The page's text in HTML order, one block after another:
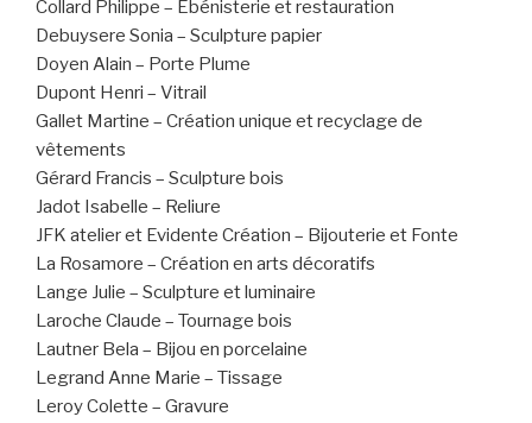
Collard Philippe – Ebénisterie et restauration
Debuysere Sonia – Sculpture papier
Doyen Alain – Porte Plume
Dupont Henri – Vitrail
Gallet Martine – Création unique et recyclage de
vêtements
Gérard Francis – Sculpture bois
Jadot Isabelle – Reliure
JFK atelier et Evidente Création – Bijouterie et Fonte
La Rosamore – Création en arts décoratifs
Lange Julie – Sculpture et luminaire
Laroche Claude – Tournage bois
Lautner Bela – Bijou en porcelaine
Legrand Anne Marie – Tissage
Leroy Colette – Gravure